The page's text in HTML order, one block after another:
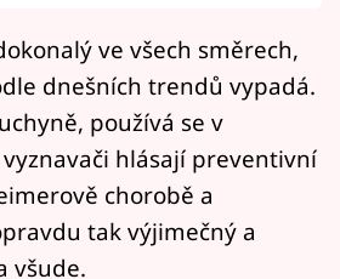
ve všech směrech,
dnešních trendů vypadá.
používá se v
hlásají preventivní
chorobě a
tak výjimečný a
všude.